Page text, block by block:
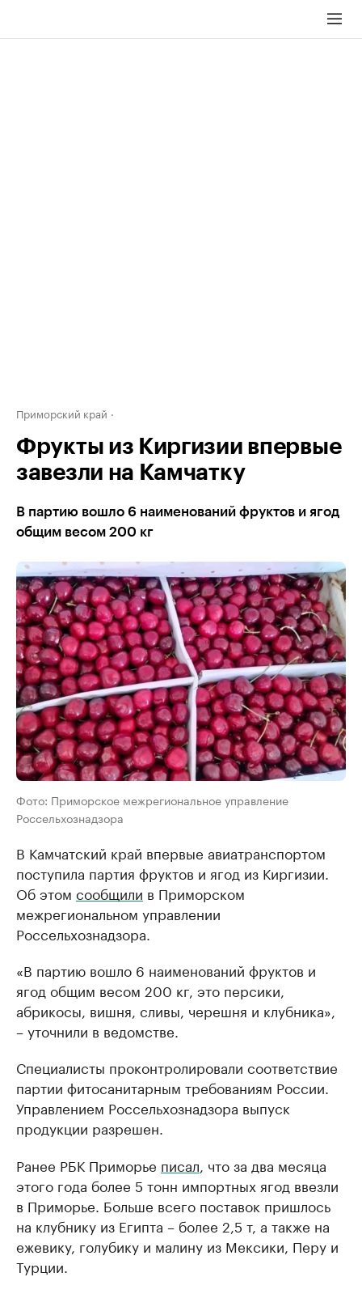
Приморский край
Фрукты из Киргизии впервые
завезли на Камчатку
В партию вошло 6 наименований фруктов и ягод
общим весом 200 кг
Фото: Приморское межрегиональное управление
Россельхознадзора
В Камчатский край впервые авиатранспортом
поступила партия фруктов и ягод из Киргизии.
Об этом сообщили в Приморском
межрегиональном управлении
Россельхознадзора.
«В партию вошло 6 наименований фруктов и
ягод общим весом 200 кг, это персики,
абрикосы, вишня, сливы, черешня и клубника»,
– уточнили в ведомстве.
Специалисты проконтролировали соответствие
партии фитосанитарным требованиям России.
Управлением Россельхознадзора выпуск
продукции разрешен.
Ранее РБК Приморье писал , что за два месяца
этого года более 5 тонн импортных ягод ввезли
в Приморье. Больше всего поставок пришлось
на клубнику из Египта – более 2,5 т, а также на
ежевику, голубику и малину из Мексики, Перу и
Турции.